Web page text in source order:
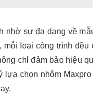
nhờ sự đa dạng về
mỗi loại công trình đều
chỉ đảm bảo hiệu
lựa chọn nhôm Maxpro